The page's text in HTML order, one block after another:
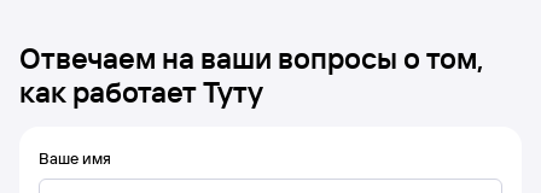
Отвечаем на ваши вопросы о том,
как работает Туту
Ваше имя